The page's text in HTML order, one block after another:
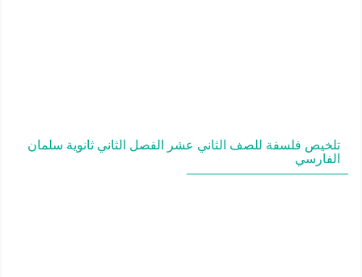
تلخيص فلسفة للصف الثاني عشر الفصل الثاني ثانوية سلمان
الفارسي